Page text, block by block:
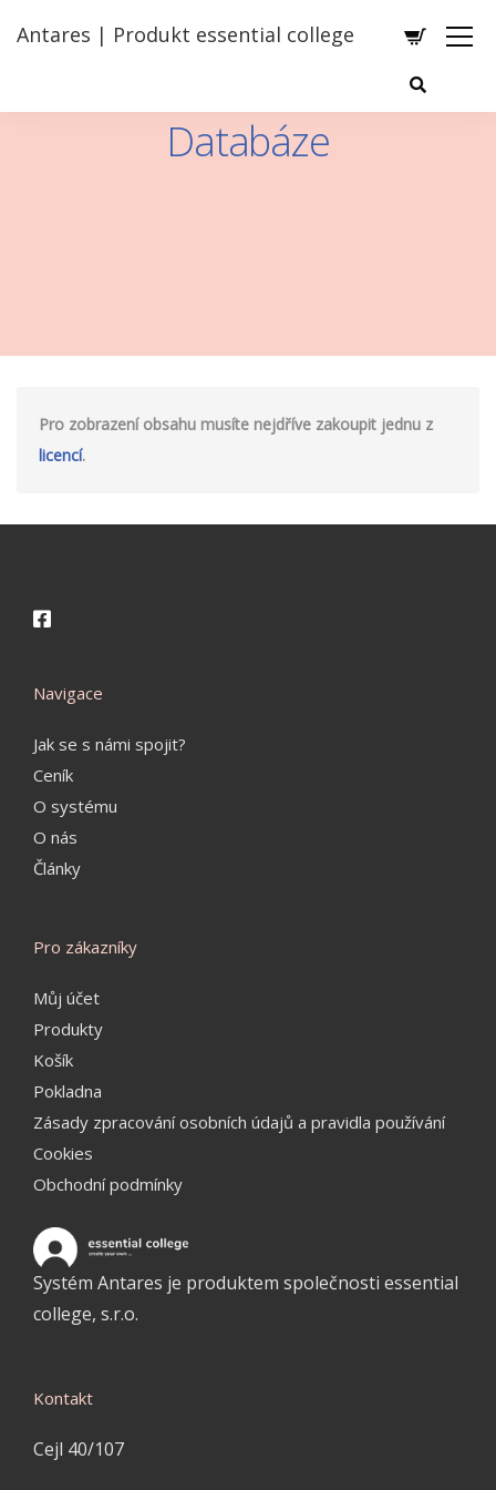
Antares | Produkt essential college
Databáze
Pro zobrazení obsahu musíte nejdříve zakoupit jednu z
licencí.
Navigace
Jak se s námi spojit?
Ceník
O systému
O nás
Články
Pro zákazníky
Můj účet
Produkty
Košík
Pokladna
Zásady zpracování osobních údajů a pravidla používání
Cookies
Obchodní podmínky
Systém Antares je produktem společnosti essential
college, s.r.o.
Kontakt
Cejl 40/107